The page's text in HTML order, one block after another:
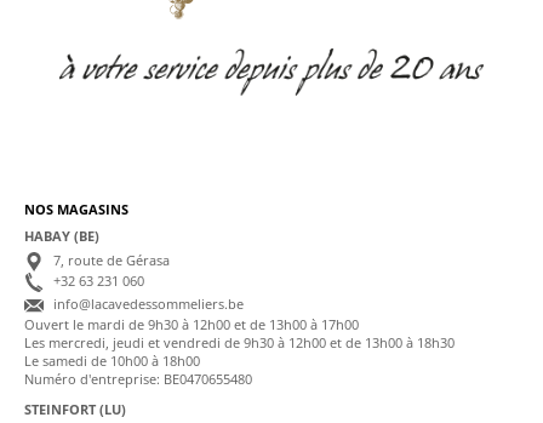
NOS MAGASINS
HABAY (BE)
7, route de Gérasa
+32 63 231 060
info@lacavedessommeliers.be
Ouvert le mardi de 9h30 à 12h00 et de 13h00 à 17h00
Les mercredi, jeudi et vendredi de 9h30 à 12h00 et de 13h00 à 18h30
Le samedi de 10h00 à 18h00
Numéro d'entreprise: BE0470655480
STEINFORT (LU)